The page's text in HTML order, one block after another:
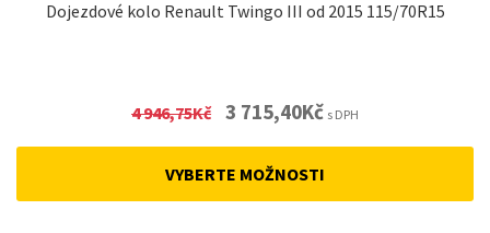
Dojezdové kolo Renault Twingo III od 2015 115/70R15
4 946,75Kč Original
3 715,40KčCurrent
s DPH
VYBERTE MOŽNOSTI